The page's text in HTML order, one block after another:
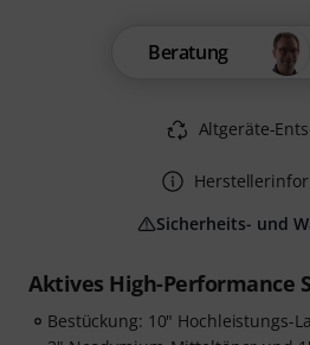
Aktives High-Performance
Bestückung: 10" Hochleistungs-
Beratung
Altgeräte-
Sicherheits- und